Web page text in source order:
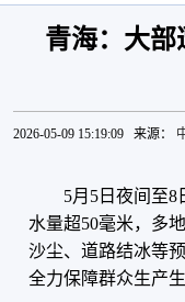
青海：大部
2026-05-09 15:19:09 来源：
5月5日夜间至
水量超50毫米，多
沙尘、道路结冰等
全力保障群众生产